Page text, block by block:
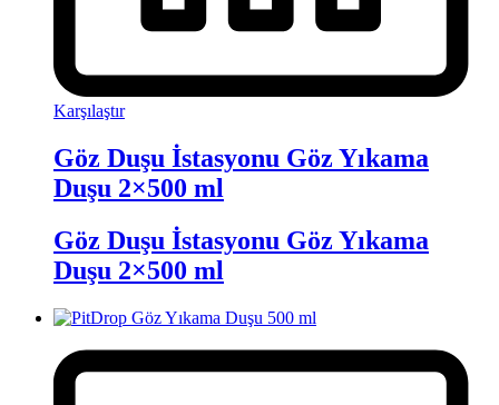
Karşılaştır
Göz Duşu İstasyonu Göz Yıkama
Duşu 2×500 ml
Göz Duşu İstasyonu Göz Yıkama
Duşu 2×500 ml